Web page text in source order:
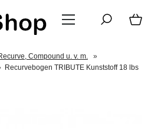
Compound u. v. m.
»
Recurvebogen TRIBUTE Kunststoff 18 lbs